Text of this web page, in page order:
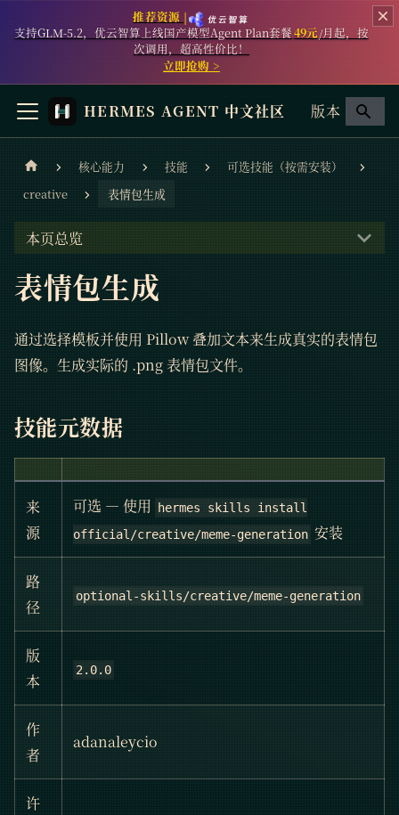
推荐资源 |
支持GLM-5.2，优云智算上线国产模型Agent Plan套餐49元/月起，按
次调用，超高性价比！
立即抢购 >
HERMES AGENT 中文社区 版本
核心能力 技能
可选技能（按需安装）
creative
表情包生成
本页总览
表情包生成
通过选择模板并使用 Pillow 叠加文本来生成真实的表情包
图像。生成实际的 .png 表情包文件。
技能元数据
来
源
可选 — 使用
hermes skills install
official/creative/meme-generation 安装
路
径
optional-skills/creative/meme-generation
版
本
2.0.0
作
者
adanaleycio
许